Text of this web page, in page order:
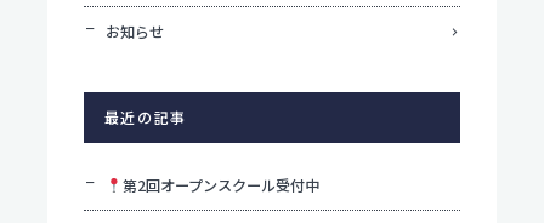
お知らせ
最近の記事
第2回オープンスクール受付中